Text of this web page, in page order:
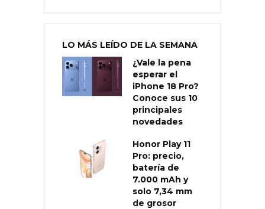
LO MÁS LEÍDO DE LA SEMANA
¿Vale la pena
esperar el
iPhone 18 Pro?
Conoce sus 10
principales
novedades
Honor Play 11
Pro: precio,
batería de
7.000 mAh y
solo 7,34 mm
de grosor